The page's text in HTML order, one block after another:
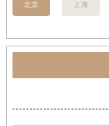
北京 上海